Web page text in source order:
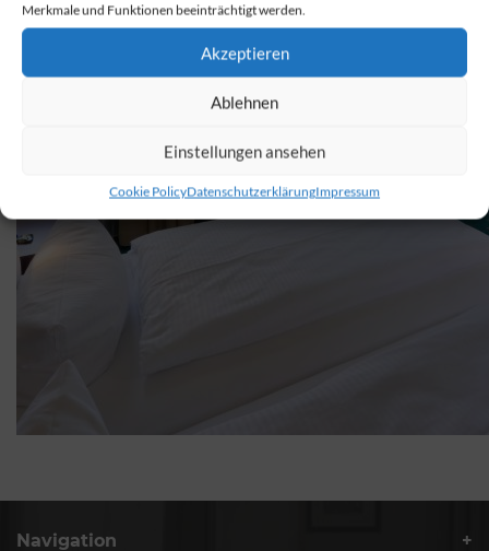
Merkmale und Funktionen beeinträchtigt werden.
Akzeptieren
Ablehnen
Einstellungen ansehen
Cookie PolicyDatenschutzerklärungImpressum
Navigation